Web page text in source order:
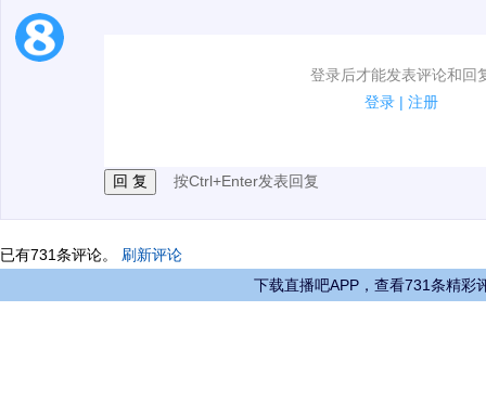
登录后才能发表评论和回
登录 | 注册
1.电脑端新用户可以发表评论了！
按Ctrl+Enter发表回复
已有731条评论。 刷新评论
下载直播吧APP，查看731条精彩